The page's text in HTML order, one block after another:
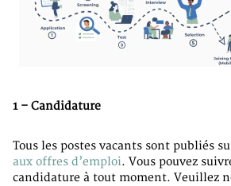
1 – Candidature
Tous les postes vacants sont publiés
aux offres d’emploi. Vous pouvez
candidature à tout moment. Veuillez